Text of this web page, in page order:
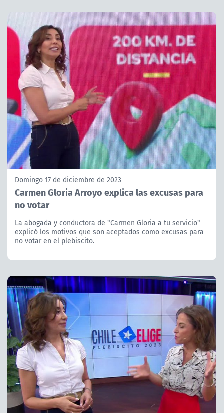
Domingo 17 de diciembre de 2023
Carmen Gloria Arroyo explica las excusas para
no votar
La abogada y conductora de "Carmen Gloria a tu servicio"
explicó los motivos que son aceptados como excusas para
no votar en el plebiscito.